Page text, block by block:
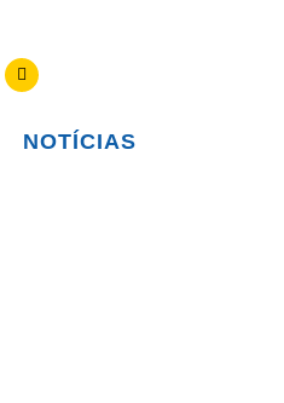
NOTÍCIAS